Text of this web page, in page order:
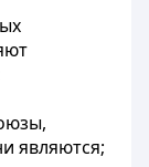
являются;